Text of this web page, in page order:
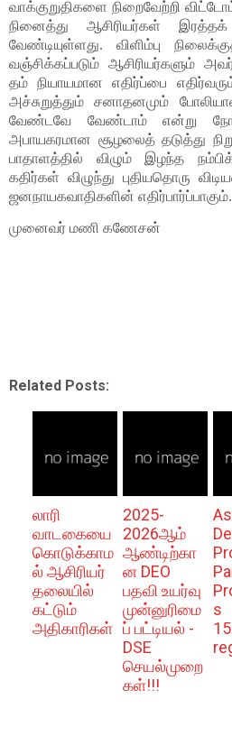
வாக்குறுதிகளை நிறைவேற்றி
நினைத்து ஆசிரியர்கள்
வேண்டியுள்ளது. விளிம்பு
வஞ்சிக்கப்படும் ஆசிரியர்களும்
தம் நியாயமான எதிர்ப்பை
அச்சுறுத்தும் சனாதனமும்
வேண்டவே வேண்டாம் என்று
அபாயகரமான சூழலைத் தடுத்து
பாதாளத்தில் விழும் இழந்த
கதிர்கள் விழுந்து புதியதொரு
ஜனநாயகவாதிகளின் எதிர்பார்ப்பாகும்.
முனைவர் மணி கணேசன்
Related Posts:
லாரி
வாடகையை
கொடுக்காம
ல் ஆசிரியர்
தலையில்
கட்டும்
அதிகாரிகள்
2025-
2026ஆம்
ஆண்டிற்கா
ன DEO
பதவி உயர்வு
முன்னுரிமை
ப் பட்டியல் -
DSE
செயல்முறை
கள்!!!
s